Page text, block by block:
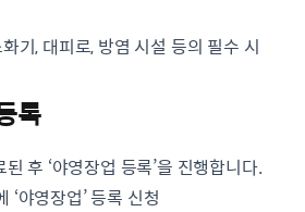
기, 대피로, 방염 시설 등의 필수 시
록
후 ‘야영장업 등록’을 진행합니다.
‘야영장업’ 등록 신청